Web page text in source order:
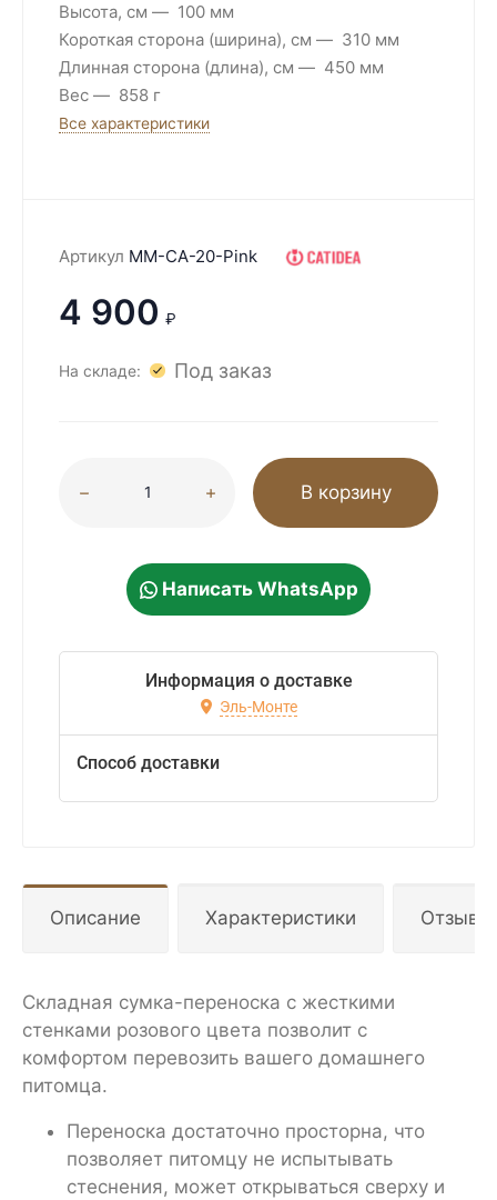
Высота, см
100 мм
Короткая сторона (ширина), см
310 мм
Длинная сторона (длина), см
450 мм
Вес
858 г
Все характеристики
Артикул MM-CA-20-Pink
4 900 ₽
На складе: Под заказ
В корзину
Написать WhatsApp
Информация о доставке
Эль-Монте
Способ доставки
Описание Характеристики
Складная сумка-переноска с жесткими
стенками розового цвета позволит с
комфортом перевозить вашего домашнего
питомца.
Переноска достаточно просторна, что
позволяет питомцу не испытывать
стеснения, может открываться сверху и